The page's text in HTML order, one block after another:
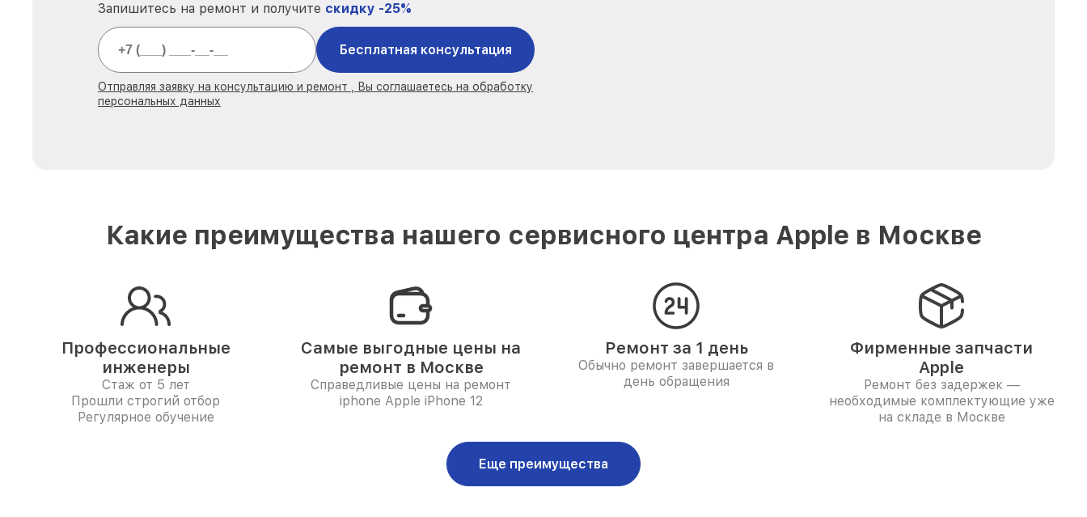
Запишитесь на ремонт и получите скидку -25%
Бесплатная консультация
Отправляя заявку на консультацию и ремонт , Вы соглашаетесь на обработку
персональных данных
Какие преимущества нашего сервисного центра Apple в Москве
Профессиональные
инженеры
Стаж от 5 лет
Прошли строгий отбор
Регулярное обучение
Самые выгодные цены на
ремонт в Москве
Справедливые цены на ремонт
iphone Apple iPhone 12
Ремонт за 1 день
Обычно ремонт завершается в
день обращения
Фирменные запчасти
Apple
Ремонт без задержек —
необходимые комплектующие уже
на складе в Москве
Еще преимущества